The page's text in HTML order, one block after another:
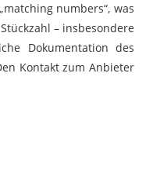
numbers“, was
– insbesondere
Dokumentation des
Kontakt zum Anbieter